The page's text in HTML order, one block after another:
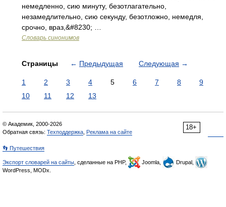
немедленно, сию минуту, безотлагательно,
незамедлительно, сию секунду, безотложно, немедля,
срочно, враз,&#8230; …
Словарь синонимов
Страницы ← Предыдущая Следующая →
1 2 3 4 5 6 7 8
9
10
11 12 13
18+
© Академик, 2000-2026
Обратная связь: Техподдержка Реклама на сайте
👣 Путешествия
Экспорт словарей на сайты , сделанные на PHP, Joomla,
Drupal,
WordPress, MODx.